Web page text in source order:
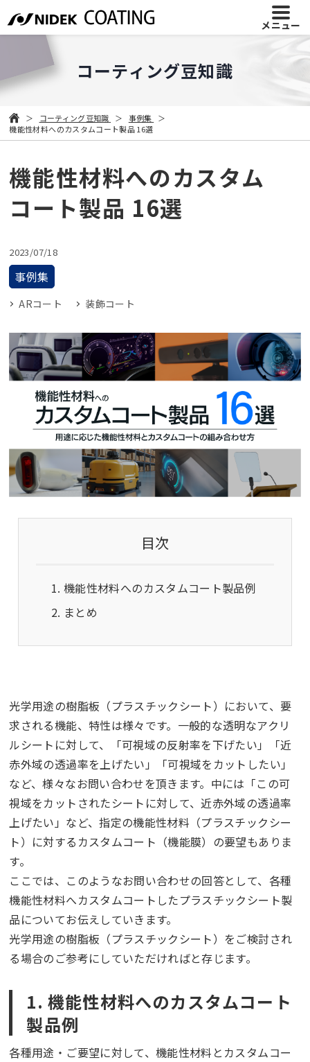
メニュー
コーティング豆知識
コーティング豆知識
事例集
機能性材料へのカスタムコート製品 16選
機能性材料へのカスタム
コート製品 16選
2023/07/18
事例集
ARコート 装飾コート
目次
機能性材料へのカスタムコート製品例
まとめ
光学用途の樹脂板（プラスチックシート）において、要
求される機能、特性は様々です。一般的な透明なアクリ
ルシートに対して、「可視域の反射率を下げたい」「近
赤外域の透過率を上げたい」「可視域をカットしたい」
など、様々なお問い合わせを頂きます。中には「この可
視域をカットされたシートに対して、近赤外域の透過率
上げたい」など、指定の機能性材料（プラスチックシー
ト）に対するカスタムコート（機能膜）の要望もありま
す。
ここでは、このようなお問い合わせの回答として、各種
機能性材料へカスタムコートしたプラスチックシート製
品についてお伝えしていきます。
光学用途の樹脂板（プラスチックシート）をご検討され
る場合のご参考にしていただければと存じます。
1. 機能性材料へのカスタムコート
製品例
各種用途・ご要望に対して、機能性材料とカスタムコー